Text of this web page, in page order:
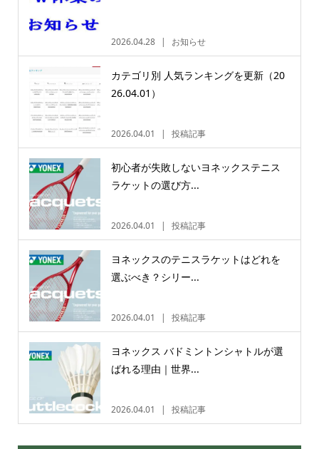
2026.04.28 お知らせ
カテゴリ別 人気ランキングを更新（20
26.04.01）
2026.04.01 投稿記事
初心者が失敗しないヨネックステニス
ラケットの選び方...
2026.04.01 投稿記事
ヨネックスのテニスラケットはどれを
選ぶべき？シリー...
2026.04.01 投稿記事
ヨネックス バドミントンシャトルが選
ばれる理由｜世界...
2026.04.01 投稿記事